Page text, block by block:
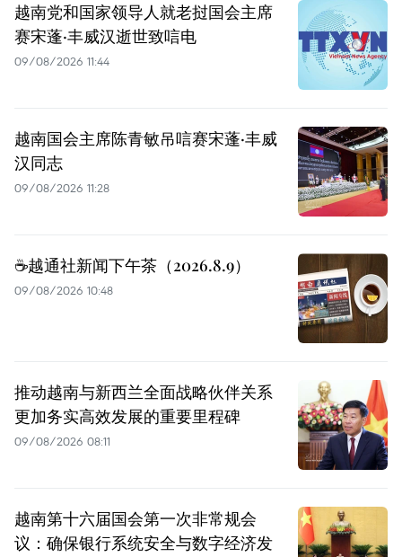
越南党和国家领导人就老挝国会主席
赛宋蓬·丰威汉逝世致唁电
09/08/2026 11:44
越南国会主席陈青敏吊唁赛宋蓬·丰威
汉同志
09/08/2026 11:28
☕️越通社新闻下午茶（2026.8.9）
09/08/2026 10:48
推动越南与新西兰全面战略伙伴关系
更加务实高效发展的重要里程碑
09/08/2026 08:11
越南第十六届国会第一次非常规会
议：确保银行系统安全与数字经济发